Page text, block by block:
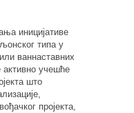
иницијативе
типа у
ваннаставних
активно учешће
што
пројекта,